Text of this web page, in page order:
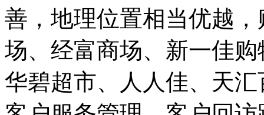
善，地理位置相当优越
场、经富商场、新一佳
华碧超市、人人佳、天